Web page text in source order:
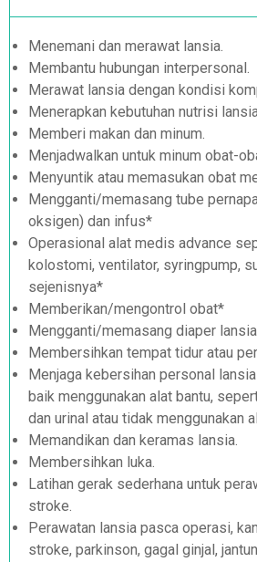
Menemani dan merawat lansia.
Membantu hubungan interpersonal.
Merawat lansia dengan kondisi
Menerapkan kebutuhan nutrisi
Memberi makan dan minum.
Menjadwalkan untuk minum obat-
Menyuntik atau memasukan obat
Mengganti/memasang tube
oksigen) dan infus*
Operasional alat medis advance
kolostomi, ventilator, syringpump,
sejenisnya*
Memberikan/mengontrol obat*
Mengganti/memasang diaper
Membersihkan tempat tidur atau
Menjaga kebersihan personal
baik menggunakan alat bantu,
dan urinal atau tidak menggunakan
Memandikan dan keramas lansia.
Membersihkan luka.
Latihan gerak sederhana untuk
stroke.
Perawatan lansia pasca operasi,
stroke, parkinson, gagal ginjal,